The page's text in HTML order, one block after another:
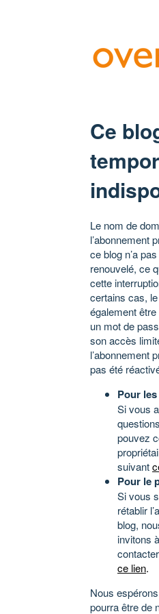
Ce
Le nom de
l’abonnement
ce blog n’a
renouvelé, ce
cette
certains cas,
également
un mot de
son accès
l’abonnement
pas été
Pour
Si vous
pouvez
suivant
Pour le
Si vous
rétablir
blog,
invitons
ce lien.
Nous
pourra être de